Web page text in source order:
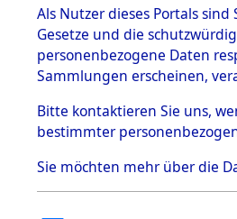
Effekten
1.2.9.1
Effekten aus
dem KZ
Dachau
Dokument
e
1.2.9.2
Effekten aus
dem KZ
Als Nutzer dieses Portals
Gesetze und die
personenbezogene Daten
Sammlungen erscheinen,
Bitte kontaktieren Sie uns,
bestimmter
Sie möchten mehr über die